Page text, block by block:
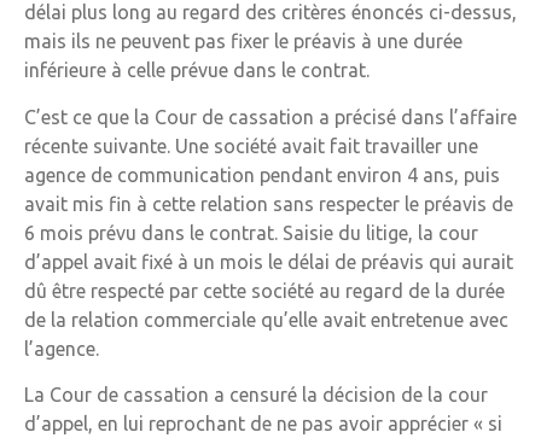
délai plus long au regard des critères énoncés ci-dessus,
mais ils ne peuvent pas fixer le préavis à une durée
inférieure à celle prévue dans le contrat.
C’est ce que la Cour de cassation a précisé dans l’affaire
récente suivante. Une société avait fait travailler une
agence de communication pendant environ 4 ans, puis
avait mis fin à cette relation sans respecter le préavis de
6 mois prévu dans le contrat. Saisie du litige, la cour
d’appel avait fixé à un mois le délai de préavis qui aurait
dû être respecté par cette société au regard de la durée
de la relation commerciale qu’elle avait entretenue avec
l’agence.
La Cour de cassation a censuré la décision de la cour
d’appel, en lui reprochant de ne pas avoir apprécier « si